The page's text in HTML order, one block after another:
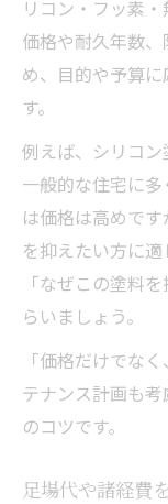
リコン・フッ素
価格や耐久年数
め、目的や予算
す。
例えば、シリコン
一般的な住宅に
は価格は高めで
を抑えたい方に
「なぜこの塗料
らいましょう。
「価格だけでな
テナンス計画も
のコツです。
足場代や諸経費